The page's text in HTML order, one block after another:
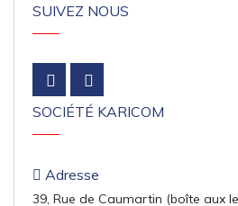
SUIVEZ NOUS
SOCIÉTÉ KARICOM
Adresse
39, Rue de Caumartin (boîte aux